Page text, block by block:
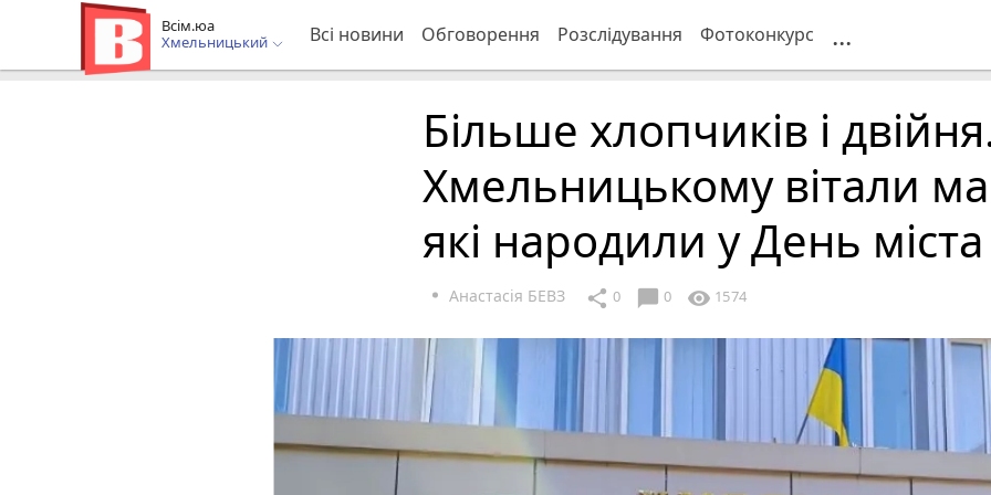
Всім.юа
Хмельницький
Всі новини Обговорення Розслідування Фотоконкурс ...
Більше хлопчиків і
Хмельницькому вітали
які народили у День міста
Анастасія БЕВЗ share 0 chat_bubble 0 visibility 1574